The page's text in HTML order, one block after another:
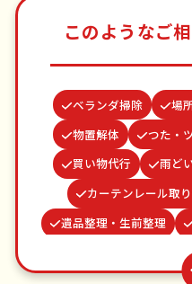
このようなご
ベランダ掃除 場
物置解体
つた・
買い物代行
雨ど
カーテンレール取
遺品整理・生前整理
蜂